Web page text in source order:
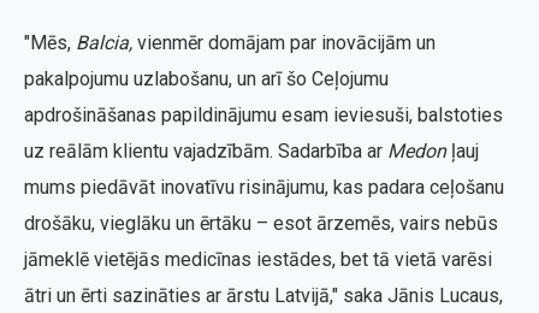
"Mēs, Balcia, vienmēr domājam par inovācijām un
pakalpojumu uzlabošanu, un arī šo Ceļojumu
apdrošināšanas papildinājumu esam ieviesuši, balstoties
uz reālām klientu vajadzībām. Sadarbība ar Medonļauj
mums piedāvāt inovatīvu risinājumu, kas padara ceļošanu
drošāku, vieglāku un ērtāku – esot ārzemēs, vairs nebūs
jāmeklē vietējās medicīnas iestādes, bet tā vietā varēsi
ātri un ērti sazināties ar ārstu Latvijā," saka Jānis Lucaus,